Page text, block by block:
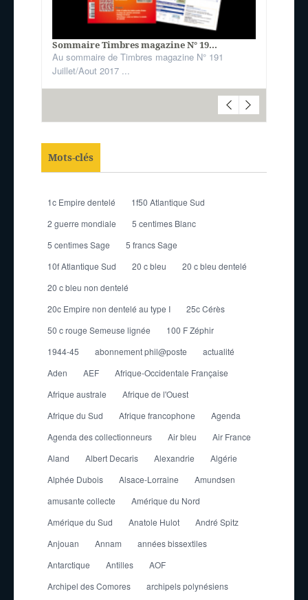
Sommaire Timbres magazine N° 19...
Au sommaire de Timbres magazine N° 191
Juillet/Aout 2017 ...
Mots-clés
1c Empire dentelé
1f50 Atlantique Sud
2 guerre mondiale
5 centimes Blanc
5 centimes Sage
5 francs Sage
10f Atlantique Sud
20 c bleu
20 c bleu dentelé
20 c bleu non dentelé
20c Empire non dentelé au type I
25c Cérès
50 c rouge Semeuse lignée
100 F Zéphir
1944-45
abonnement phil@poste
actualité
Aden
AEF
Afrique-Occidentale Française
Afrique australe
Afrique de l'Ouest
Afrique du Sud
Afrique francophone
Agenda
Agenda des collectionneurs
Air bleu
Air France
Aland
Albert Decaris Alexandrie
Algérie
Alphée Dubois
Alsace-Lorraine
Amundsen
amusante collecte
Amérique du Nord
Amérique du Sud
Anatole Hulot
André Spitz
Anjouan
Annam
années bissextiles
Antarctique
Antilles
AOF
Archipel des Comores
archipels polynésiens